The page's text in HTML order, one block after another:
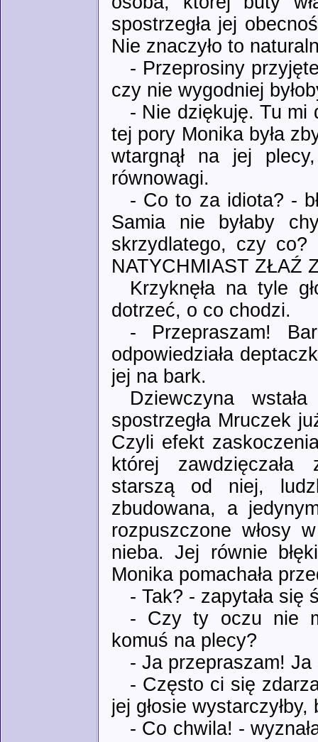
spostrzegła jej
Nie znaczyło to
- Przeprosiny
czy nie wygodniej
- Nie dziękuję. Tu mi
tej pory Monika była
wtargnął na jej
równowagi.
- Co to za idiota? -
Samia nie byłaby
skrzydlatego, czy co?
NATYCHMIAST ZŁAŹ
Krzyknęła na tyle
dotrzeć, o co chodzi.
- Przepraszam!
odpowiedziała
jej na bark.
Dziewczyna
spostrzegła Mruczek
Czyli efekt
której zawdzięczała
starszą od niej,
zbudowana, a
rozpuszczone włosy
nieba. Jej równie
Monika pomachała
- Tak? - zapytała się
- Czy ty oczu nie
komuś na plecy?
- Ja przepraszam! Ja
- Często ci się
jej głosie
- Co chwila! -